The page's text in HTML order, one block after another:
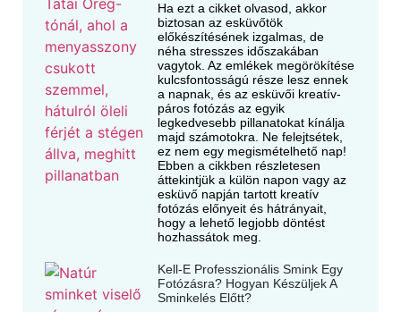
Ha ezt a cikket olvasod, akkor
biztosan az esküvőtök
előkészítésének izgalmas, de
néha stresszes időszakában
vagytok. Az emlékek megörökítése
kulcsfontosságú része lesz ennek
a napnak, és az esküvői kreatív-
páros fotózás az egyik
legkedvesebb pillanatokat kínálja
majd számotokra. Ne felejtsétek,
ez nem egy megismételhető nap!
Ebben a cikkben részletesen
áttekintjük a külön napon vagy az
esküvő napján tartott kreatív
fotózás előnyeit és hátrányait,
hogy a lehető legjobb döntést
hozhassátok meg.
Kell-E Professzionális Smink Egy
Fotózásra? Hogyan Készüljek A
Sminkelés Előtt?